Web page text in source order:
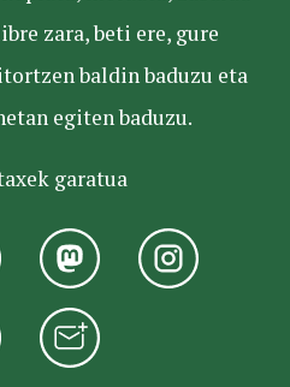
zara, beti ere, gure
baldin baduzu eta
egiten baduzu.
garatua